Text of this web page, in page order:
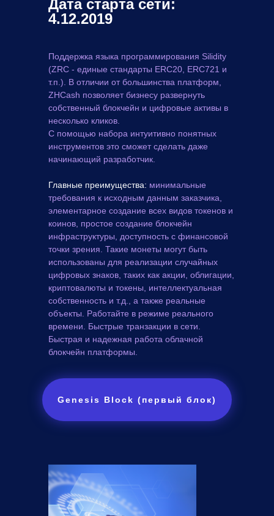
Дата старта сети:
4.12.2019
Поддержка языка программирования Silidity
(ZRC - единые стандарты ERC20, ERC721 и
т.п.). В отличии от большинства платформ,
ZHCash позволяет бизнесу развернуть
собственный блокчейн и цифровые активы в
несколько кликов.
C помощью набора интуитивно понятных
инструментов это сможет сделать даже
начинающий разработчик.
Главные преимущества: минимальные
требования к исходным данным заказчика,
элементарное создание всех видов токенов и
коинов, простое создание блокчейн
инфраструктуры, доступность с финансовой
точки зрения. Такие монеты могут быть
использованы для реализации случайных
цифровых знаков, таких как акции, облигации,
криптовалюты и токены, интеллектуальная
собственность и т.д., а также реальные
объекты. Работайте в режиме реального
времени. Быстрые транзакции в сети.
Быстрая и надежная работа облачной
блокчейн платформы.
Genesis Block (первый блок)